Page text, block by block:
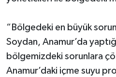
“Bölgedeki en büyük
Soydan, Anamur’da
bölgemizdeki sorunlara
Anamur’daki içme suyu